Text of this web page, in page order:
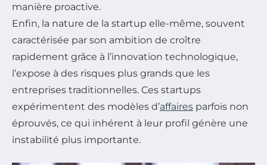
manière proactive.
Enfin, la nature de la startup elle-même, souvent
caractérisée par son ambition de croître
rapidement grâce à l’innovation technologique,
l’expose à des risques plus grands que les
entreprises traditionnelles. Ces startups
expérimentent des modèles d’affaires parfois non
éprouvés, ce qui inhérent à leur profil génère une
instabilité plus importante.